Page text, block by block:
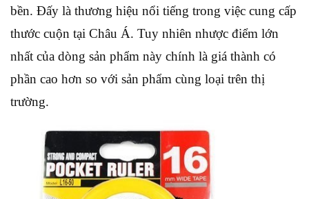
bền. Đấy là thương hiệu nổi tiếng trong việc cung cấp
thước cuộn tại Châu Á. Tuy nhiên nhược điểm lớn
nhất của dòng sản phẩm này chính là giá thành có
phần cao hơn so với sản phẩm cùng loại trên thị
trường.